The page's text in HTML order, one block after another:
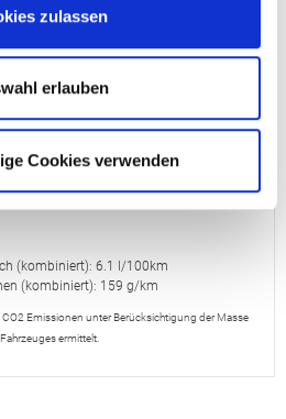
zulassen
erlauben
Cookies verwenden
(kombiniert): 6.1 l/100km
(kombiniert): 159 g/km
Emissionen unter Berücksichtigung der Masse
ermittelt.